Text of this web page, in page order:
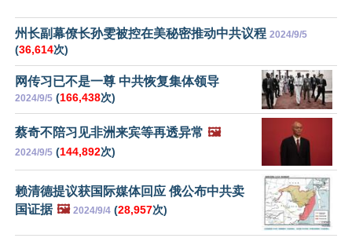
州长副幕僚长孙雯被控在美秘密推动中共议程 2024/9/5
(36,614次)
网传习已不是一尊 中共恢复集体领导
2024/9/5 (166,438次)
蔡奇不陪习见非洲来宾等再透异常 🖼️
2024/9/5 (144,892次)
赖清德提议获国际媒体回应 俄公布中共卖
国证据 🖼️ 2024/9/4 (28,957次)